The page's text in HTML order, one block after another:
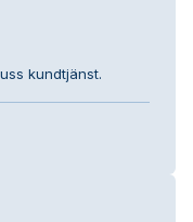
kundtjänst.